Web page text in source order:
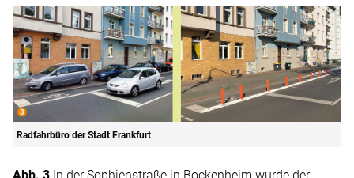
Radfahrbüro der Stadt Frankfurt